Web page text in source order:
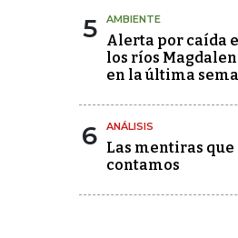
5 AMBIENTE
Alerta por caída
los ríos
en la última
6 ANÁLISIS
Las mentiras que
contamos